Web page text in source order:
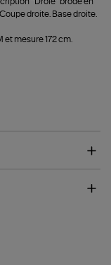
"Drôle" brodé en
droite. Base droite.
et mesure 172 cm.